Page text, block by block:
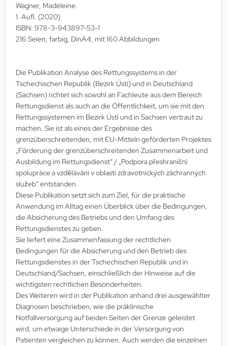
Wagner, Madeleine.
1. Aufl. (2020)
ISBN: 978-3-943897-53-1
216 Seien, farbig, DinA4, mit 160 Abbildungen
Die Publikation Analyse des Rettungssystems in der
Tschechischen Republik (Bezirk Ústí) und in Deutschland
(Sachsen) richtet sich sowohl an Fachleute aus dem Bereich
Rettungsdienst als auch an die Öffentlichkeit, um sie mit den
Rettungssystemen im Bezirk Ústí und in Sachsen vertraut zu
machen. Sie ist als eines der Ergebnisse des
grenzüberschreitenden, mit EU-Mitteln geförderten Projektes
„Förderung der grenzüberschreitenden Zusammenarbeit und
Ausbildung im Rettungsdienst“ / „Podpora přeshraniční
spolupráce a vzdělávání v oblasti zdravotnických záchranných
služeb“ entstanden.
Diese Publikation setzt sich zum Ziel, für die praktische
Anwendung im Alltag einen Überblick über die Bedingungen,
die Absicherung des Betriebs und den Umfang des
Rettungsdienstes zu geben.
Sie liefert eine Zusammenfassung der rechtlichen
Bedingungen für die Absicherung und den Betrieb des
Rettungsdienstes in der Tschechischen Republik und in
Deutschland/Sachsen, einschließlich der Hinweise auf die
wichtigsten rechtlichen Besonderheiten.
Des Weiteren wird in der Publikation anhand drei ausgewählter
Diagnosen beschrieben, wie die präklinische
Notfallversorgung auf beiden Seiten der Grenze geleistet
wird, um etwaige Unterschiede in der Versorgung von
Patienten vergleichen zu können. Auch werden die einzelnen